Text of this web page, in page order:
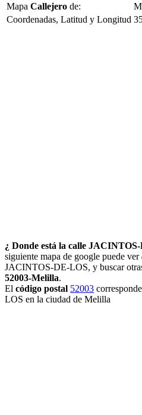
Mapa Callejero de:
Coordenadas, Latitud y Longitud
¿ Donde está la calle
siguiente mapa de google puede ver
JACINTOS-DE-LOS, y buscar
52003-Melilla.
El código postal 52003
LOS en la ciudad de Melilla